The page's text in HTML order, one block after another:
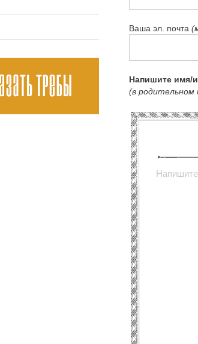
Ваша эл. почта
Напишите имя/
(в родительном